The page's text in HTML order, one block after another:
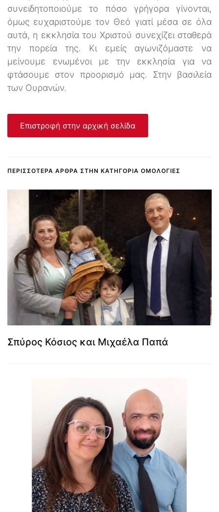
συνειδητοποιούμε το πόσο γρήγορα γίνονται,
όμως ευχαριστούμε τον Θεό γιατί μέσα σε όλα
αυτά, η εκκλησία του Χριστού συνεχίζει σταθερά
την πορεία της. Κι εμείς αγωνιζόμαστε να
μείνουμε ενωμένοι με την εκκλησία για να
φτάσουμε στον προορισμό μας. Στην βασιλεία
των Ουρανών.
Επιστροφή στην αρχική σελίδα
ΠΕΡΙΣΣΌΤΕΡΑ ΆΡΘΡΑ ΣΤΗΝ ΚΑΤΗΓΟΡΊΑ ΟΜΟΛΟΓΊΕΣ
Σπύρος Κόσιος και Μιχαέλα Παπά